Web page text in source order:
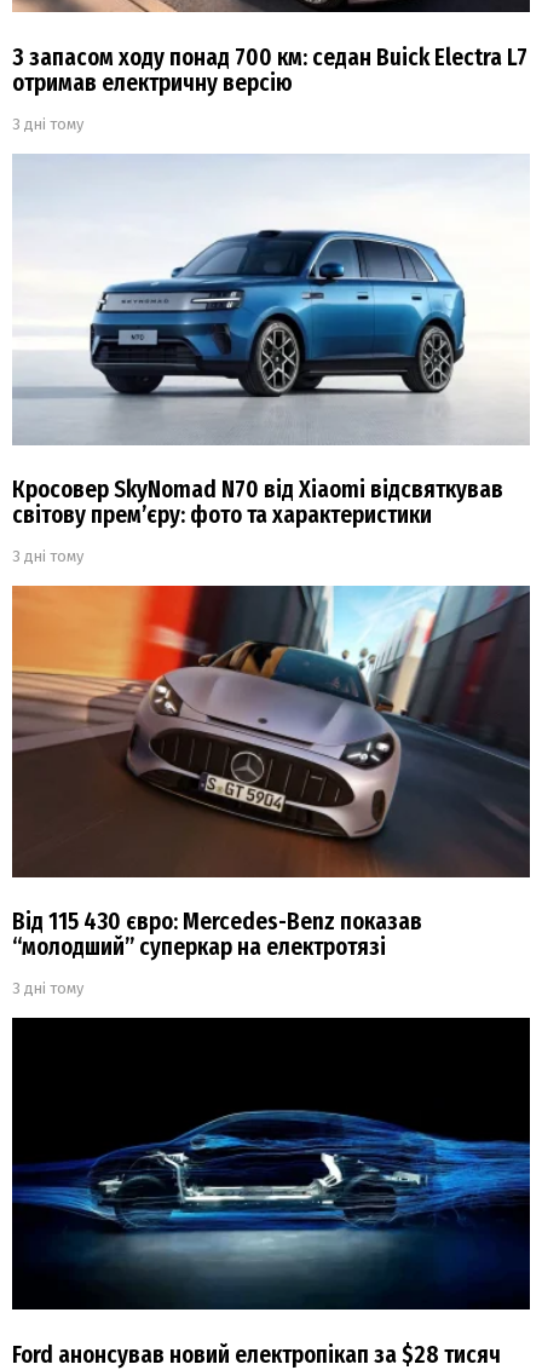
З запасом ходу понад 700 км: седан Buick Electra L7
отримав електричну версію
3 дні тому
Кросовер SkyNomad N70 від Xiaomi відсвяткував
світову прем’єру: фото та характеристики
3 дні тому
Від 115 430 євро: Mercedes-Benz показав
“молодший” суперкар на електротязі
3 дні тому
Ford анонсував новий електропікап за $28 тисяч